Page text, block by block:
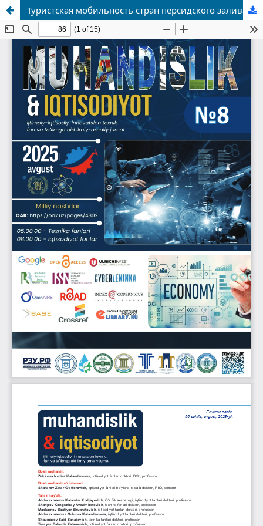
Туристская мобильность стран персидского залива как устойчивый и перспективный источник въездного туризма в Узбекистан